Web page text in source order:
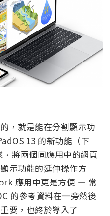
，就是能在分割顯示功
13 的新功能（下
將兩個同應用中的網頁
示功能的延伸操作方
應用中更是方便 — 常
的參考資料在一旁然後
要，也終於導入了